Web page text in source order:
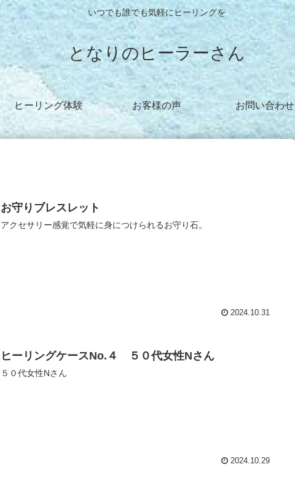
いつでも誰でも気軽にヒーリングを
となりのヒーラーさん
ヒーリング体験 お客様の声 お問い合わせ
お守りブレスレット
アクセサリー感覚で気軽に身につけられるお守り石。
2024.10.31
ヒーリングケースNo.４ ５０代女性Nさん
５０代女性Nさん
2024.10.29